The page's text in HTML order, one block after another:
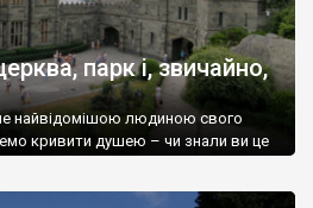
парк і, звичайно,
найвідомішою людиною свого
кривити душею – чи знали ви це